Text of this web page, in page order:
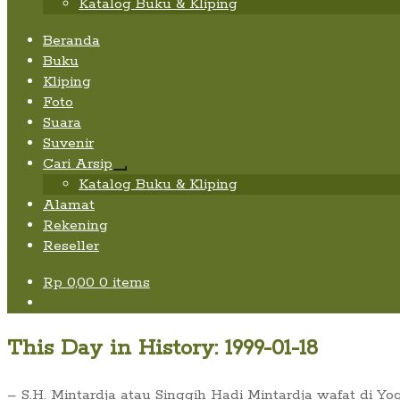
Katalog Buku & Kliping
Beranda
Buku
Kliping
Foto
Suara
Suvenir
Cari Arsip
Expand
child
Katalog Buku & Kliping
Alamat
Rekening
Reseller
Rp 0,00 0 items
This Day in History: 1999-01-18
– S.H. Mintardja atau Singgih Hadi Mintardja wafat di